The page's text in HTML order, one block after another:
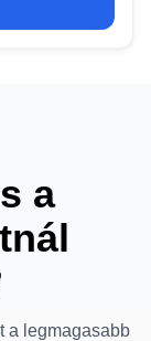
a
a legmagasabb